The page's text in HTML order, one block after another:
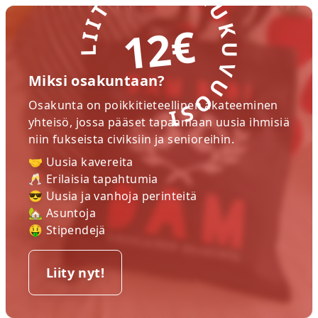
LIITY NYT! LUKUVUOSI
12€
Miksi osakuntaan?
Osakunta on poikkitieteellinen akateeminen
yhteisö, jossa pääset tapaamaan uusia ihmisiä
niin fukseista civiksiin ja senioreihin.
🤝 Uusia kavereita
🥂 Erilaisia tapahtumia
😎 Uusia ja vanhoja perinteitä
🏡 Asuntoja
🤑 Stipendejä
Liity nyt!